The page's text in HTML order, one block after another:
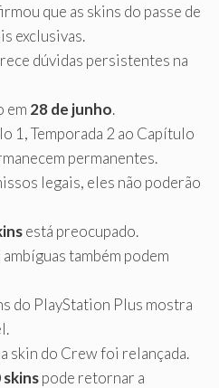
que as skins do passe de
exclusivas.
dúvidas persistentes na
em 28 de junho.
1, Temporada 2 ao Capítulo
permanentes.
legais, eles não poderão
está preocupado.
também podem
do PlayStation Plus mostra
skin do Crew foi relançada.
skinspode retornar a